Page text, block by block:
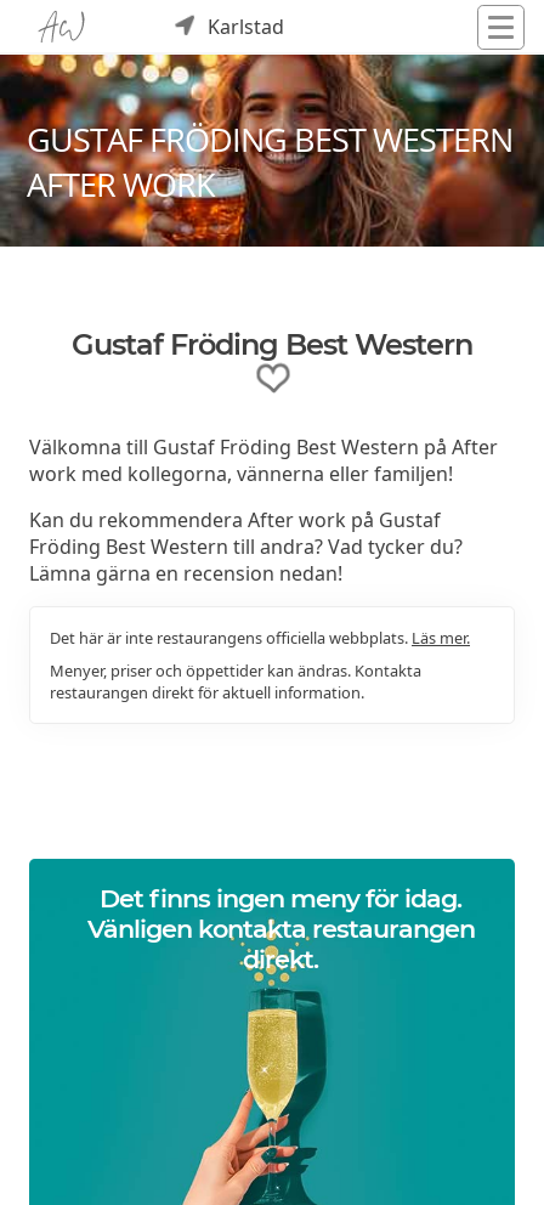
Karlstad
GUSTAF FRÖDING BEST WESTERN
AFTER WORK
Gustaf Fröding Best Western
Välkomna till Gustaf Fröding Best Western på After
work med kollegorna, vännerna eller familjen!
Kan du rekommendera After work på Gustaf
Fröding Best Western till andra? Vad tycker du?
Lämna gärna en recension nedan!
Det här är inte restaurangens officiella webbplats. Läs mer.
Menyer, priser och öppettider kan ändras. Kontakta
restaurangen direkt för aktuell information.
Det finns ingen meny för idag.
Vänligen kontakta restaurangen
direkt.